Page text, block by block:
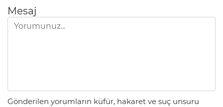
Mesaj
Gönderilen yorumların küfür, hakaret ve suç unsuru